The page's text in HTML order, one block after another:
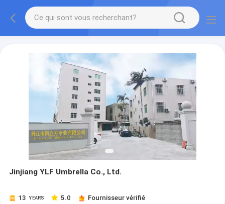
Jinjiang YLF Umbrella Co., Ltd.
13 YEARS 5.0 Fournisseur vérifié